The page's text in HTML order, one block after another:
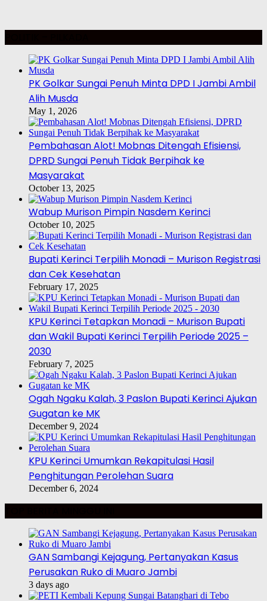
PK Golkar Sungai Penuh Minta DPD I Jambi Ambil
Alih Musda
May 1, 2026
Pembahasan Alot! Mobnas Ditengah Efisiensi,
DPRD Sungai Penuh Tidak Berpihak ke
Masyarakat
October 13, 2025
Wabup Murison Pimpin Nasdem Kerinci
October 10, 2025
Bupati Kerinci Terpilih Monadi – Murison Registrasi
dan Cek Kesehatan
February 17, 2025
KPU Kerinci Tetapkan Monadi – Murison Bupati
dan Wakil Bupati Kerinci Terpilih Periode 2025 –
2030
February 7, 2025
Ogah Ngaku Kalah, 3 Paslon Bupati Kerinci Ajukan
Gugatan ke MK
December 9, 2024
KPU Kerinci Umumkan Rekapitulasi Hasil
Penghitungan Perolehan Suara
December 6, 2024
GAN Sambangi Kejagung, Pertanyakan Kasus
Perusakan Ruko di Muaro Jambi
3 days ago